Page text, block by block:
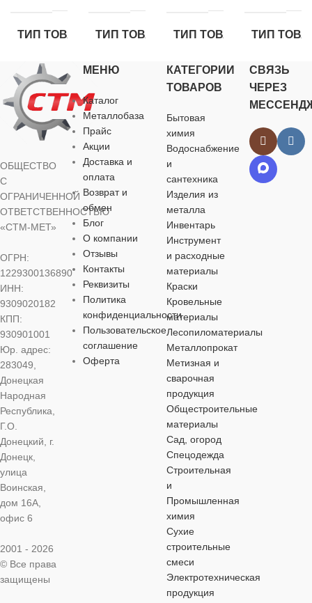
ТИП ТОВАРА
Американка ВР
ДИАМЕТР, ММ
МАТЕРИАЛ
PPr
СОЕДИНЕНИЕ
внутренняя резьба
пайка
ОБЛАСТЬ
ПРИМЕНЕНИЯ
горячее
холодное
водоснабжение
ЦВЕТ
ТИП ТОВАРА
Американка ВР
ДИАМЕТР, ММ
40
5/4″
МАТЕРИАЛ
СОЕДИНЕНИЕ
внутренняя резьба,
пайка
ПРИМЕНЕНИЯ
серый
ТИП ТОВАРА
Американка НР
ДИАМЕТР, ММ
20
РЕЗЬБА
МАТЕРИАЛ
PPr
СОЕДИНЕНИЕ
наружная резьба,
пайка
ПРИМЕНЕНИЯ
горячее
водоснабжение
водоснабжение
ЦВЕТ
ТИП
Американка
25
РЕЗЬБА
наружная
ОБЩЕСТВО
С
ОГРАНИЧЕННОЙ
ОТВЕТСТВЕННОСТЬЮ
«СТМ-МЕТ»
ОГРН:
1229300136890
ИНН:
9309020182
КПП:
930901001
Юр. адрес:
283049,
Донецкая
Народная
Республика,
Г.О.
Донецкий, г.
Донецк,
улица
Воинская,
дом 16А,
офис 6
2001 - 2026
© Все права
защищены
МЕНЮ
Каталог
Металлобаза
Прайс
Акции
Доставка и
оплата
Возврат и
обмен
Блог
О компании
Отзывы
Контакты
Реквизиты
Политика
конфиденциальности
Пользовательское
соглашение
Оферта
КАТЕГОРИИ
ТОВАРОВ
Бытовая
химия
Водоснабжение
и
сантехника
Изделия из
металла
Инвентарь
Инструмент
и расходные
материалы
Краски
Кровельные
материалы
Лесопиломатериалы
Металлопрокат
Метизная и
сварочная
продукция
Общестроительные
материалы
Сад, огород
Спецодежда
Строительная
и
Промышленная
химия
Сухие
строительные
смеси
Электротехническая
продукция
СВЯЗЬ
ЧЕРЕЗ